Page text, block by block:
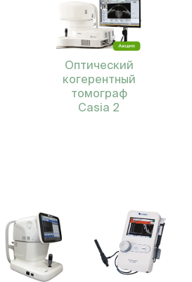
Оптический
когерентный
томограф
Casia 2